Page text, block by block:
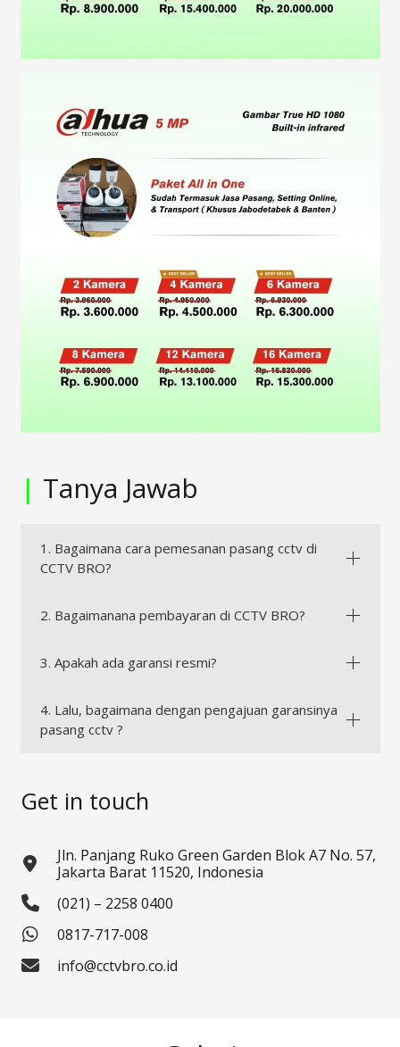
| Tanya Jawab
1. Bagaimana cara pemesanan pasang cctv di
CCTV BRO?
2. Bagaimanana pembayaran di CCTV BRO?
3. Apakah ada garansi resmi?
4. Lalu, bagaimana dengan pengajuan garansinya
pasang cctv ?
Get in touch
Jln. Panjang Ruko Green Garden Blok A7 No. 57,
Jakarta Barat 11520, Indonesia
(021) – 2258 0400
0817-717-008
info@cctvbro.co.id